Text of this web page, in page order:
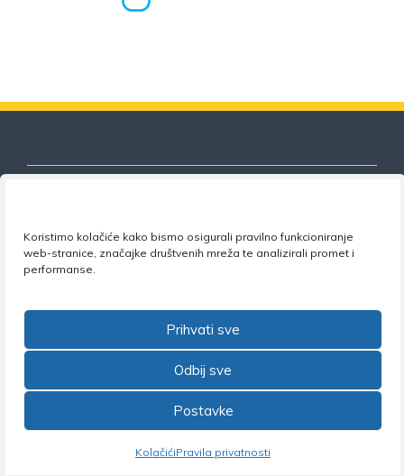
Koristimo kolačiće kako bismo osigurali pravilno funkcioniranje
web-stranice, značajke društvenih mreža te analizirali promet i
performanse.
Prihvati sve
Odbij sve
Postavke
KolačićiPravila privatnosti
Nezavisni sindikat znanosti i visokog
obrazovanja
Adresa: Florijana Andrašeca 18A / VI kat • 10 000
+385 1 4847 337 •Email: